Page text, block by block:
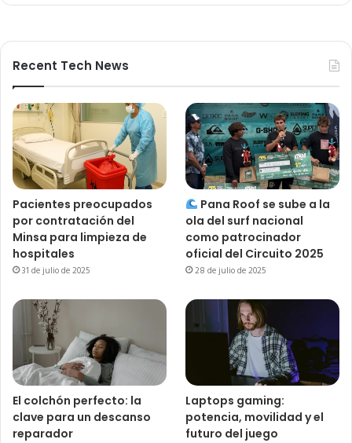
Recent Tech News
Pacientes preocupados
por contratación del
Minsa para limpieza de
hospitales
31 de julio de 2025
Pana Roof se sube a la
ola del surf nacional
como patrocinador
oficial del Circuito 2025
28 de julio de 2025
El colchón perfecto: la
clave para un descanso
reparador
Laptops gaming:
potencia, movilidad y el
futuro del juego